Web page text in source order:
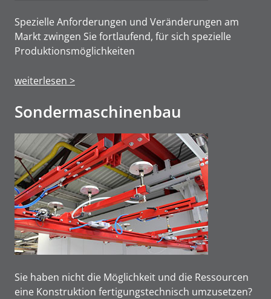
Spezielle Anforderungen und Veränderungen am
Markt zwingen Sie fortlaufend, für sich spezielle
Produktions­möglichkeiten
weiterlesen >
Sonderma­schinen­bau
Sie haben nicht die Möglichkeit und die Ressourcen
eine Konstruktion fertigungstechnisch umzusetzen?